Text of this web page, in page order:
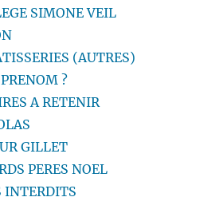
SIMONE VEIL
(AUTRES)
?
A RETENIR
GILLET
PERES NOEL
INTERDITS